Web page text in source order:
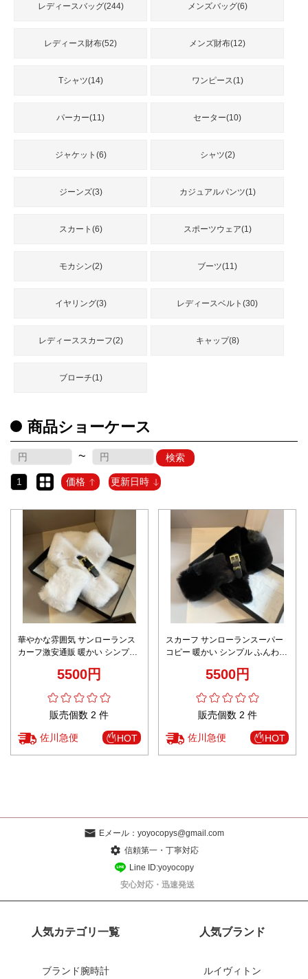
レディースバッグ(244) メンズバッグ(6)
レディース財布(52) メンズ財布(12)
Tシャツ(14) ワンピース(1)
パーカー(11) セーター(10)
ジャケット(6) シャツ(2)
ジーンズ(3) カジュアルパンツ(1)
スカート(6) スポーツウェア(1)
モカシン(2) ブーツ(11)
イヤリング(3) レディースベルト(30)
レディーススカーフ(2) キャップ(8)
ブローチ(1)
商品ショーケース
~ 検索
1 価格 更新日時
華やかな雰囲気 サンローランス
カーフ激安通販 暖かい シンプル
5500円
販売個数 2 件
佐川急便 HOT
スカーフ サンローランスーパー
コピー 暖かい シンプル ふんわり
5500円
販売個数 2 件
佐川急便 HOT
Eメール： yoyocopys@gmail.com
信頼第一・丁寧対応
Line ID:yoyocopy
安心対応・迅速発送
人気カテゴリ一覧
ブランド腕時計
人気ブランド
ルイヴィトン